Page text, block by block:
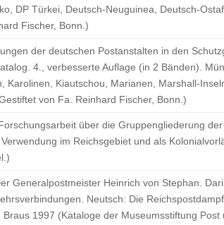
DP Türkei, Deutsch-Neuguinea, Deutsch-
Fischer, Bonn.)
der deutschen Postanstalten in den
4., verbesserte Auflage (in 2 Bänden).
Karolinen, Kiautschou, Marianen, Marshall-
von Fa. Reinhard Fischer, Bonn.)
über die Gruppengliederung
im Reichsgebiet und als
Generalpostmeister Heinrich von Stephan.
Neutsch: Die
Braus 1997 (Kataloge der Museumsstiftung Post